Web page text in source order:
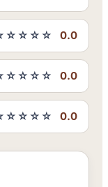
0.0
0.0
0.0